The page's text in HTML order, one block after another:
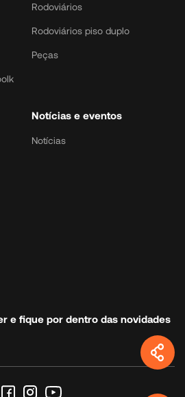
Rodoviários
Rodoviários piso duplo
Peças
Notícias e eventos
Notícias
e fique por dentro das novidades